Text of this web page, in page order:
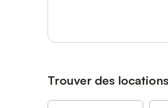
Trouver des locations